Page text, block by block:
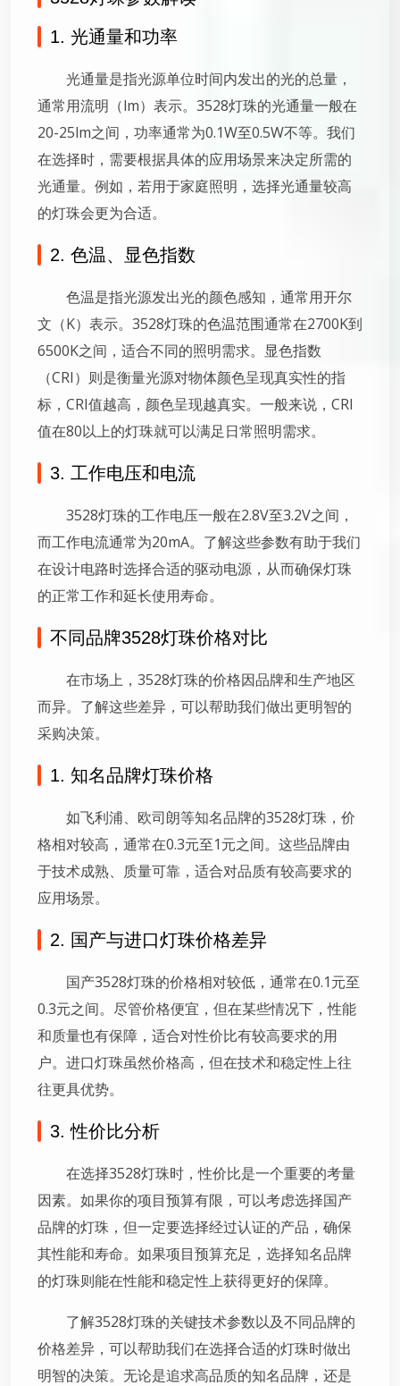
1. 光通量和功率
光通量是指光源单位时间内发出的光的总量，
通常用流明（lm）表示。3528灯珠的光通量一般在
20-25lm之间，功率通常为0.1W至0.5W不等。我们
在选择时，需要根据具体的应用场景来决定所需的
光通量。例如，若用于家庭照明，选择光通量较高
的灯珠会更为合适。
2. 色温、显色指数
色温是指光源发出光的颜色感知，通常用开尔
文（K）表示。3528灯珠的色温范围通常在2700K到
6500K之间，适合不同的照明需求。显色指数
（CRI）则是衡量光源对物体颜色呈现真实性的指
标，CRI值越高，颜色呈现越真实。一般来说，CRI
值在80以上的灯珠就可以满足日常照明需求。
3. 工作电压和电流
3528灯珠的工作电压一般在2.8V至3.2V之间，
而工作电流通常为20mA。了解这些参数有助于我们
在设计电路时选择合适的驱动电源，从而确保灯珠
的正常工作和延长使用寿命。
不同品牌3528灯珠价格对比
在市场上，3528灯珠的价格因品牌和生产地区
而异。了解这些差异，可以帮助我们做出更明智的
采购决策。
1. 知名品牌灯珠价格
如飞利浦、欧司朗等知名品牌的3528灯珠，价
格相对较高，通常在0.3元至1元之间。这些品牌由
于技术成熟、质量可靠，适合对品质有较高要求的
应用场景。
2. 国产与进口灯珠价格差异
国产3528灯珠的价格相对较低，通常在0.1元至
0.3元之间。尽管价格便宜，但在某些情况下，性能
和质量也有保障，适合对性价比有较高要求的用
户。进口灯珠虽然价格高，但在技术和稳定性上往
往更具优势。
3. 性价比分析
在选择3528灯珠时，性价比是一个重要的考量
因素。如果你的项目预算有限，可以考虑选择国产
品牌的灯珠，但一定要选择经过认证的产品，确保
其性能和寿命。如果项目预算充足，选择知名品牌
的灯珠则能在性能和稳定性上获得更好的保障。
了解3528灯珠的关键技术参数以及不同品牌的
价格差异，可以帮助我们在选择合适的灯珠时做出
明智的决策。无论是追求高品质的知名品牌，还是